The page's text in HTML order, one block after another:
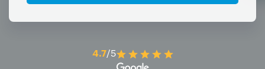
4.7/5